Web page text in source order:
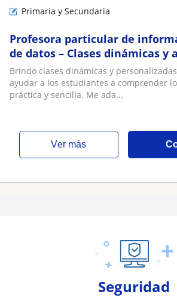
Primaria y Secundaria
Profesora particular de
de datos – Clases dinámicas y
académico
Brindo clases dinámicas y
ayudar a los estudiantes a comprender
práctica y sencilla. Me ada...
ver más
Seguridad